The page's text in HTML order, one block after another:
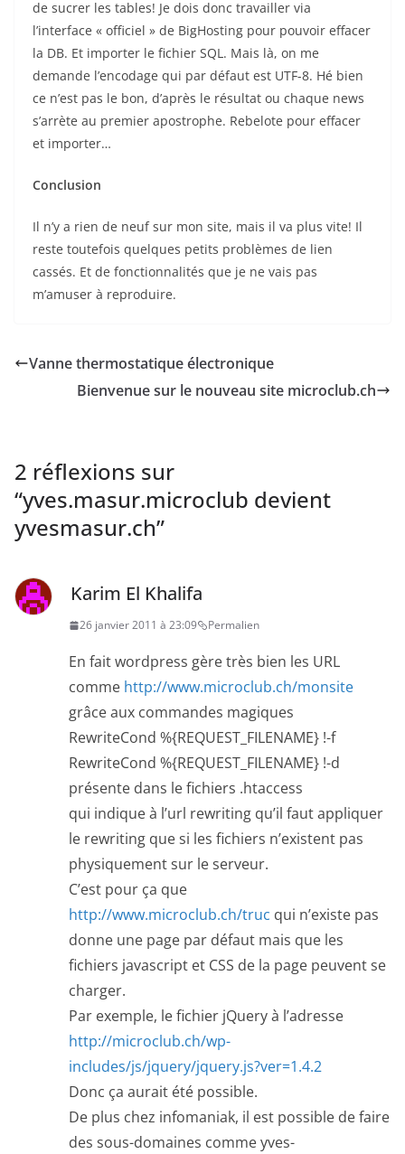
de sucrer les tables! Je dois donc travailler via
l’interface « officiel » de BigHosting pour pouvoir effacer
la DB. Et importer le fichier SQL. Mais là, on me
demande l’encodage qui par défaut est UTF-8. Hé bien
ce n’est pas le bon, d’après le résultat ou chaque news
s’arrète au premier apostrophe. Rebelote pour effacer
et importer…
Conclusion
Il n’y a rien de neuf sur mon site, mais il va plus vite! Il
reste toutefois quelques petits problèmes de lien
cassés. Et de fonctionnalités que je ne vais pas
m’amuser à reproduire.
Vanne thermostatique électronique
Bienvenue sur le nouveau site microclub.ch
2 réflexions sur
“yves.masur.microclub devient
yvesmasur.ch”
Karim El Khalifa
26 janvier 2011 à 23:09 Permalien
En fait wordpress gère très bien les URL
comme http://www.microclub.ch/monsite
grâce aux commandes magiques
RewriteCond %{REQUEST_FILENAME} !-f
RewriteCond %{REQUEST_FILENAME} !-d
présente dans le fichiers .htaccess
qui indique à l’url rewriting qu’il faut appliquer
le rewriting que si les fichiers n’existent pas
physiquement sur le serveur.
C’est pour ça que
http://www.microclub.ch/truc qui n’existe pas
donne une page par défaut mais que les
fichiers javascript et CSS de la page peuvent se
charger.
Par exemple, le fichier jQuery à l’adresse
http://microclub.ch/wp-
includes/js/jquery/jquery.js?ver=1.4.2
Donc ça aurait été possible.
De plus chez infomaniak, il est possible de faire
des sous-domaines comme yves-